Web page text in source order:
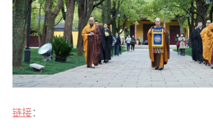
链接：